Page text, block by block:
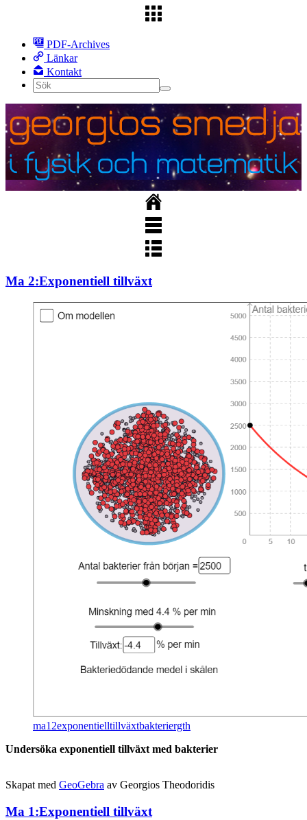
PDF-Archives
Länkar
Kontakt
Ma 2:Exponentiell tillväxt
ma12exponentielltillväxtbakteriergth
Un­der­sö­ka ex­po­nen­ti­ell till­växt med bak­te­ri­er
Ska­pat med Geo­Ge­bra av Ge­or­gi­os The­odo­ri­dis
Ma 1:Exponentiell tillväxt